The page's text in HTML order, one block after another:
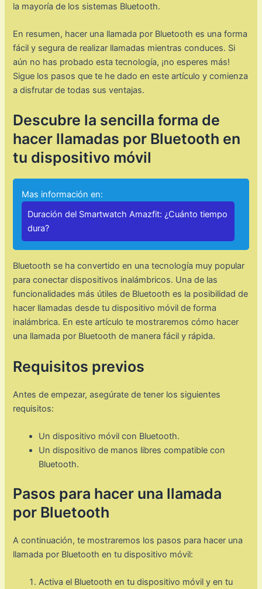
la mayoría de los sistemas Bluetooth.
En resumen, hacer una llamada por Bluetooth es una forma
fácil y segura de realizar llamadas mientras conduces. Si
aún no has probado esta tecnología, ¡no esperes más!
Sigue los pasos que te he dado en este artículo y comienza
a disfrutar de todas sus ventajas.
Descubre la sencilla forma de
hacer llamadas por Bluetooth en
tu dispositivo móvil
Mas información en:
Duración del Smartwatch Amazfit: ¿Cuánto tiempo
dura?
Bluetooth se ha convertido en una tecnología muy popular
para conectar dispositivos inalámbricos. Una de las
funcionalidades más útiles de Bluetooth es la posibilidad de
hacer llamadas desde tu dispositivo móvil de forma
inalámbrica. En este artículo te mostraremos cómo hacer
una llamada por Bluetooth de manera fácil y rápida.
Requisitos previos
Antes de empezar, asegúrate de tener los siguientes
requisitos:
Un dispositivo móvil con Bluetooth.
Un dispositivo de manos libres compatible con
Bluetooth.
Pasos para hacer una llamada
por Bluetooth
A continuación, te mostraremos los pasos para hacer una
llamada por Bluetooth en tu dispositivo móvil:
Activa el Bluetooth en tu dispositivo móvil y en tu